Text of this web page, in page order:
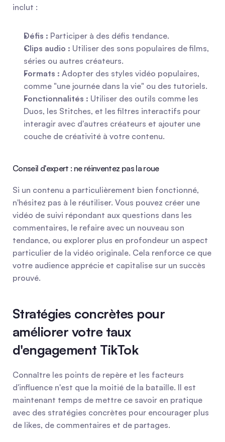
inclut :
Défis : Participer à des défis tendance.
Clips audio : Utiliser des sons populaires de films,
séries ou autres créateurs.
Formats : Adopter des styles vidéo populaires,
comme "une journée dans la vie" ou des tutoriels.
Fonctionnalités : Utiliser des outils comme les
Duos, les Stitches, et les filtres interactifs pour
interagir avec d'autres créateurs et ajouter une
couche de créativité à votre contenu.
Conseil d'expert : ne réinventez pas la roue
Si un contenu a particulièrement bien fonctionné,
n'hésitez pas à le réutiliser. Vous pouvez créer une
vidéo de suivi répondant aux questions dans les
commentaires, le refaire avec un nouveau son
tendance, ou explorer plus en profondeur un aspect
particulier de la vidéo originale. Cela renforce ce que
votre audience apprécie et capitalise sur un succès
prouvé.
Stratégies concrètes pour
améliorer votre taux
d'engagement TikTok
Connaître les points de repère et les facteurs
d'influence n'est que la moitié de la bataille. Il est
maintenant temps de mettre ce savoir en pratique
avec des stratégies concrètes pour encourager plus
de likes, de commentaires et de partages.